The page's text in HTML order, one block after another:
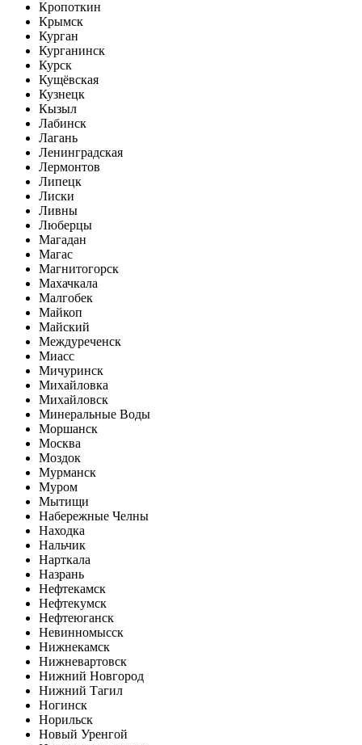
Кропоткин
Крымск
Курган
Курганинск
Курск
Кущёвская
Кузнецк
Кызыл
Лабинск
Лагань
Ленинградская
Лермонтов
Липецк
Лиски
Ливны
Люберцы
Магадан
Магас
Магнитогорск
Махачкала
Малгобек
Майкоп
Майский
Междуреченск
Миасс
Мичуринск
Михайловка
Михайловск
Минеральные Воды
Моршанск
Москва
Моздок
Мурманск
Муром
Мытищи
Набережные Челны
Находка
Нальчик
Нарткала
Назрань
Нефтекамск
Нефтекумск
Нефтеюганск
Невинномысск
Нижнекамск
Нижневартовск
Нижний Новгород
Нижний Тагил
Ногинск
Норильск
Новый Уренгой